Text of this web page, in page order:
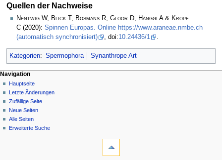
Quellen der Nachweise
Nentwig W, Blick T, Bosmans R, Gloor D, Hänggi A & Kropf
C (2020): Spinnen Europas. Online https://www.araneae.nmbe.ch
(automatisch synchronisiert)
, doi:10.24436/1 .
Kategorien: Spermophora Synanthrope Art
Navigation
Hauptseite
Letzte Änderungen
Zufällige Seite
Neue Seiten
Alle Seiten
Erweiterte Suche